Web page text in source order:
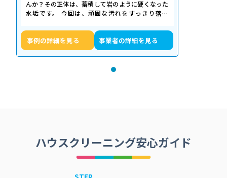
んか？その正体は、蓄積して岩のように硬くなった
水垢です。 今回は、頑固な汚れをすっきり落と
事例の詳細を見る 事業者の詳細を見る
ハウスクリーニング安心ガイド